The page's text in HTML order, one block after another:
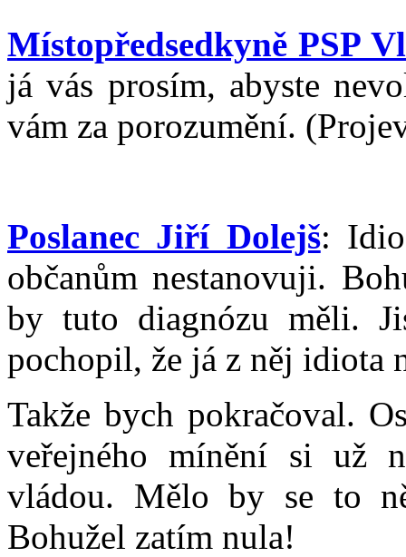
Místopředsedkyně PSP
já vás prosím, abyste
vám za porozumění.
Poslanec Jiří Dolejš:
občanům nestanovuji.
by tuto diagnózu měli.
pochopil, že já z něj idiota
Takže bych pokračoval.
veřejného mínění si už
vládou. Mělo by se to
Bohužel zatím nula!